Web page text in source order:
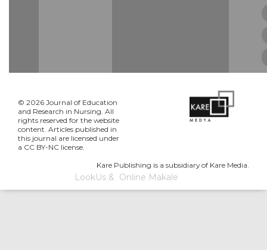
© 2026 Journal of Education
and Research in Nursing. All
rights reserved for the website
content. Articles published in
this journal are licensed under
a CC BY-NC license.
Kare Publishing is a subsidiary of Kare Media.
LookUs& Online Makale